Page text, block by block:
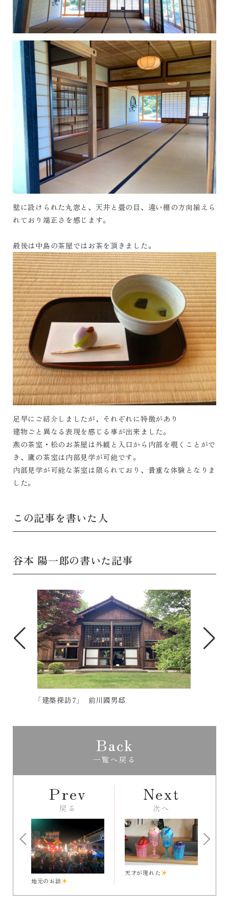
壁に設けられた丸窓と、天井と畳の目、違い棚の方向揃えら
れており端正さを感じます。
最後は中島の茶屋ではお茶を頂きました。
足早にご紹介しましたが、それぞれに特徴があり
建物ごと異なる表現を感じる事が出来ました。
燕の茶室・松のお茶屋は外観と入口から内部を覗くことがで
き、鷹の茶室は内部見学が可能です。
内部見学が可能な茶室は限られており、貴重な体験となりま
した。
この記事を書いた人
谷本 陽一郎の書いた記事
「建築探訪6」浜離宮庭園の茶室
Prev
戻る
地元のお話
Back
一覧へ戻る
天才が現れた
Next
次へ